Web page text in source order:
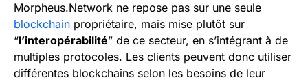
Morpheus.Network ne repose pas sur une seule
blockchain propriétaire, mais mise plutôt sur
“l’interopérabilité” de ce secteur, en s’intégrant à de
multiples protocoles. Les clients peuvent donc utiliser
différentes blockchains selon les besoins de leur